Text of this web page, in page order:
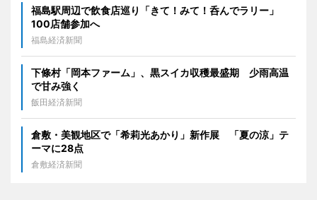
福島駅周辺で飲食店巡り「きて！みて！呑んでラリー」
100店舗参加へ
福島経済新聞
下條村「岡本ファーム」、黒スイカ収穫最盛期 少雨高温
で甘み強く
飯田経済新聞
倉敷・美観地区で「希莉光あかり」新作展 「夏の涼」テ
ーマに28点
倉敷経済新聞